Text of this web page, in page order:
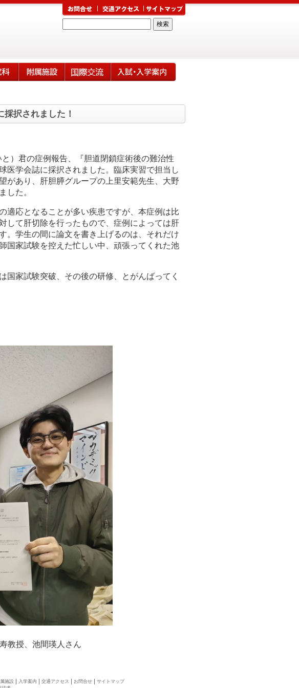
択されました！
）君の症例報告、『胆道閉鎖症術後の難治性
医学会誌に採択されました。臨床実習で担当し
があり、肝胆膵グループの上里安範先生、大野
した。
適応となることが多い疾患ですが、本症例は比
して肝切除を行ったもので、症例によっては肝
。学生の間に論文を書き上げるのは、それだけ
国家試験を控えた忙しい中、頑張ってくれた池
国家試験突破、その後の研修、とがんばってく
教授 、池間瑛人さん
施設 入学案内 交通アクセス お問合せ
サイトマップ